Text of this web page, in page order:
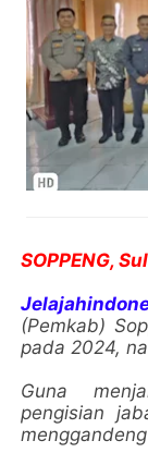
SOPPENG,
(Pemkab)
pada 2024,
Guna
pengisian